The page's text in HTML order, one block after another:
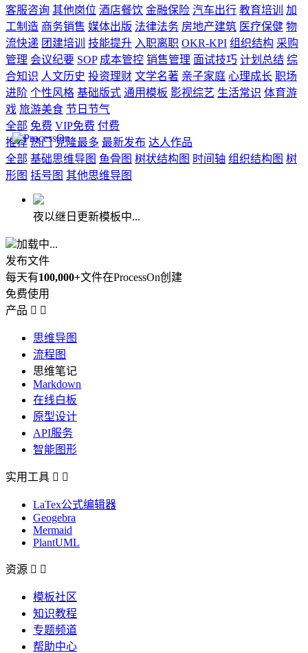
客服咨询 其他岗位 酒店餐饮 金融保险 汽车出行 教育培训
加
工制造 商务销售 媒体出版 法律法务 房地产建筑 医疗保健 物
流快递 团建培训 技能提升 入职离职 OKR-KPI 组织结构 采购
管理 会议纪要 SOP 成本管控 销售管理 面试技巧 计划总结 综
合知识 人文历史 投资理财 文学名著 亲子家庭 心理成长 职场
进阶 个性风格 基础版式 通用模板 影视综艺 生活常识 体育游
戏 旅游美食 节日节气
全部 免费 VIP免费 付费
推荐 热门 克隆最多 最新发布 达人作品
全部 基础思维导图 鱼骨图 树状结构图 时间轴 组织结构图 树
形图 括号图 其他思维导图
夜以继日更新模板中...
加载中...
发布文件
每天有100,000+文件在ProcessOn创建
免费使用
产品  
思维导图
流程图
思维笔记
Markdown
在线白板
原型设计
API服务
智能图形
实用工具  
LaTex公式编辑器
Geogebra
Mermaid
PlantUML
资源  
模板社区
知识教程
专题频道
帮助中心